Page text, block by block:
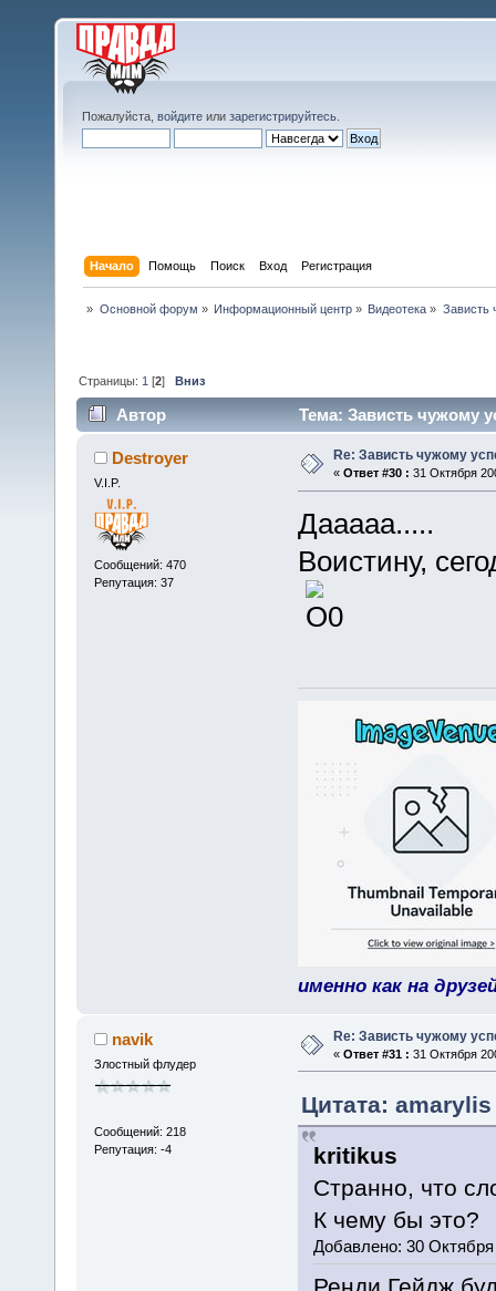
Пожалуйста, войдите или зарегистрируйтесь
Начало Помощь Поиск Вход Регистрация
» Основной форум » Информационный центр» Видеотека » Зависть
Страницы: 1 [2]Вниз
Автор Тема: Зависть чужому
Destroyer
V.I.P.
Сообщений: 470
Репутация: 37
Re: Зависть чужому
« Ответ #30 : 31 Октября
Дааааа.....
Воистину,
именно как на
navik
Злостный флудер
Сообщений: 218
Репутация: -4
Re: Зависть чужому
« Ответ #31 : 31 Октября
Цитата:
kritikus
Странно, что
К чему бы это?
Добавлено: 30 Октября
Ренди Гейдж